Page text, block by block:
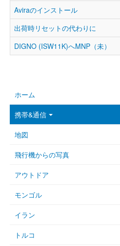
Aviraのインストール
出荷時リセットの代わりに
DIGNO (ISW11K)へMNP（未）
ホーム
携帯&通信
地図
飛行機からの写真
アウトドア
モンゴル
イラン
トルコ